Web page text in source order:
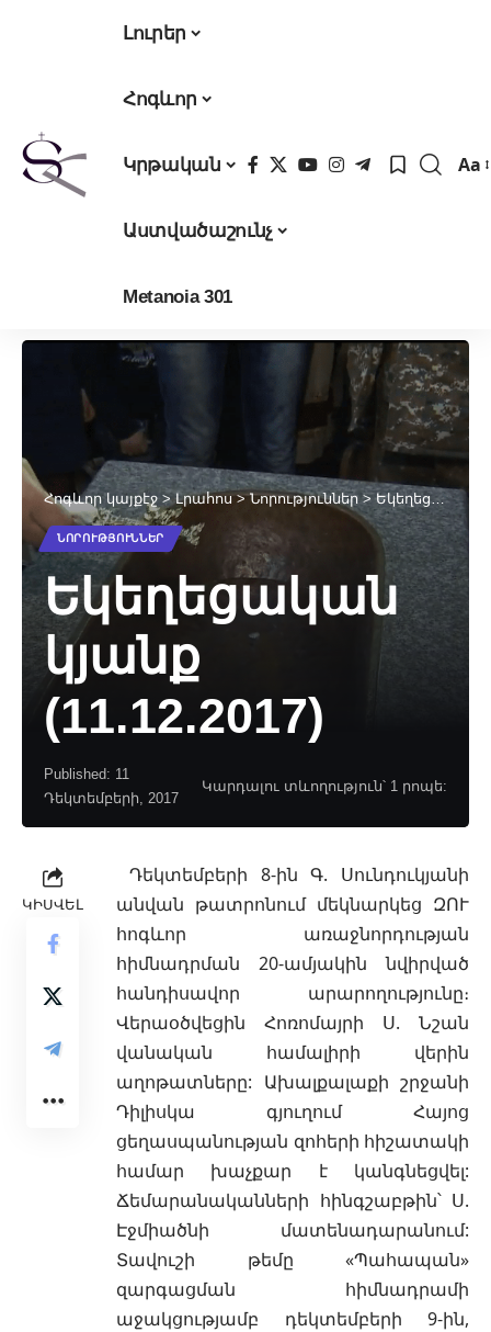
Լուրեր
Հոգևոր
Կրթական
Աստվածաշունչ
Metanoia 301
Aa
Հոգևոր կայքէջ >Լրահոս>Նորություններ >Եկեղեցական կյանք (11.12.2017)
ՆՈՐՈՒԹՅՈՒՆՆԵՐ
Եկեղեցական
կյանք
(11.12.2017)
Published: 11
Դեկտեմբերի, 2017
Կարդալու տևողություն՝ 1 րոպե:
ԿԻՍՎԵԼ
Դեկտեմբերի 8-ին Գ. Սունդուկյանի
անվան թատրոնում մեկնարկեց ԶՈՒ
հոգևոր առաջնորդության
հիմնադրման 20-ամյակին նվիրված
հանդիսավոր արարողությունը։
Վերաօծվեցին Հոռոմայրի Ս. Նշան
վանական համալիրի վերին
աղոթատները: Ախալքալաքի շրջանի
Դիլիսկա գյուղում Հայոց
ցեղասպանության զոհերի հիշատակի
համար խաչքար է կանգնեցվել:
Ճեմարանականների հինգշաբթին՝ Ս.
Էջմիածնի մատենադարանում:
Տավուշի թեմը «Պահապան»
զարգացման հիմնադրամի
աջակցությամբ դեկտեմբերի 9-ին,